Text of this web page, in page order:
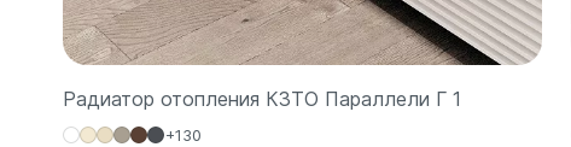
Радиатор отопления КЗТО Параллели Г 1
+130